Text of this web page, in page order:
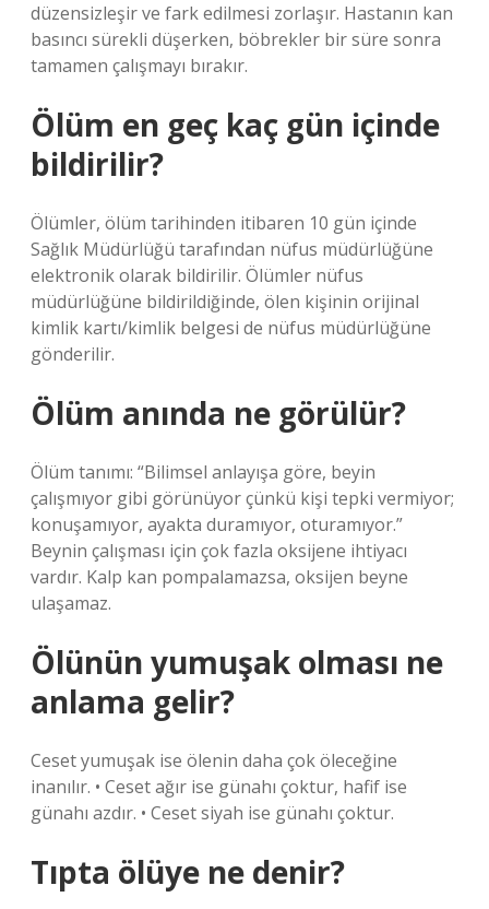
düzensizleşir ve fark edilmesi zorlaşır. Hastanın kan
basıncı sürekli düşerken, böbrekler bir süre sonra
tamamen çalışmayı bırakır.
Ölüm en geç kaç gün içinde
bildirilir?
Ölümler, ölüm tarihinden itibaren 10 gün içinde
Sağlık Müdürlüğü tarafından nüfus müdürlüğüne
elektronik olarak bildirilir. Ölümler nüfus
müdürlüğüne bildirildiğinde, ölen kişinin orijinal
kimlik kartı/kimlik belgesi de nüfus müdürlüğüne
gönderilir.
Ölüm anında ne görülür?
Ölüm tanımı: “Bilimsel anlayışa göre, beyin
çalışmıyor gibi görünüyor çünkü kişi tepki vermiyor;
konuşamıyor, ayakta duramıyor, oturamıyor.”
Beynin çalışması için çok fazla oksijene ihtiyacı
vardır. Kalp kan pompalamazsa, oksijen beyne
ulaşamaz.
Ölünün yumuşak olması ne
anlama gelir?
Ceset yumuşak ise ölenin daha çok öleceğine
inanılır. • Ceset ağır ise günahı çoktur, hafif ise
günahı azdır. • Ceset siyah ise günahı çoktur.
Tıpta ölüye ne denir?